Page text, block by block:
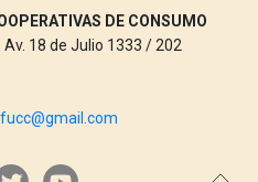
DE CONSUMO
Av. 18 de Julio 1333 / 202